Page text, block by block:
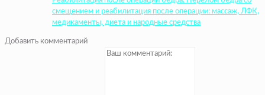
смещением и реабилитация после операции: массаж, ЛФК,
медикаменты, диета и народные средства
Добавить комментарий